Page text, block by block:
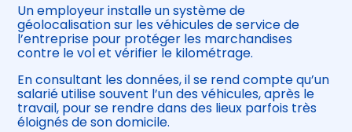
Être prêt pour la facturation
électronique
Un employeur installe un système de
géolocalisation sur les véhicules de service de
l’entreprise pour protéger les marchandises
contre le vol et vérifier le kilométrage.
En consultant les données, il se rend compte qu’un
salarié utilise souvent l’un des véhicules, après le
travail, pour se rendre dans des lieux parfois très
éloignés de son domicile.